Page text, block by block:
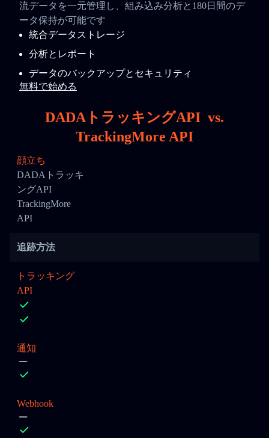
流データを一元管理し、組み込み分析と180日間のデ
ータ保持が可能です
統合データストレージ
分析とレポート
データのバックアップとセキュリティ
無料で始める
DADAトラッキングAPI vs.
TrackingMore API
顔立ち
DADAトラッキ
ングAPI
TrackingMore
API
追跡方法
トラッキング
API
通知
Webhook